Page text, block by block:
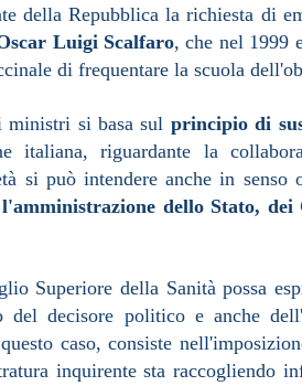
della Repubblica la richiesta di
Luigi Scalfaro, che nel 1999
di frequentare la scuola
ministri si basa sul principio di
italiana, riguardante la
si può intendere anche in senso
l'amministrazione dello Stato,
Superiore della Sanità possa
del decisore politico e anche
caso, consiste
inquirente sta raccogliendo